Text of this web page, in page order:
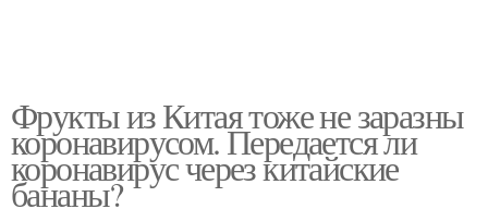
Фрукты из Китая тоже не заразны
коронавирусом. Передается ли
коронавирус через китайские
бананы?